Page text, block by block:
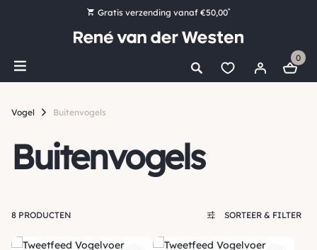
Gratis verzending vanaf €50,00*
Bestel nu, betaal later met Klarna
Ruim 16.000 artikelen op voorraad
Ruim 44 jaar kennis en ervaring
0
Vogel Buitenvogels
Buitenvogels
8 PRODUCTEN SORTEER & FILTER